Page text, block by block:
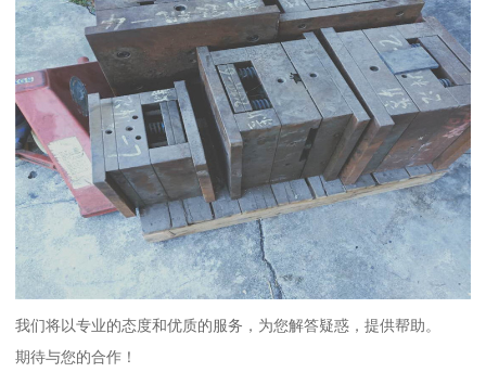
我们将以专业的态度和优质的服务，为您解答疑惑，提供帮助。
期待与您的合作！